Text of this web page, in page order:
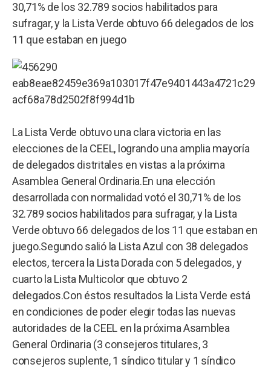
30,71% de los 32.789 socios habilitados para
sufragar, y la Lista Verde obtuvo 66 delegados de los
11 que estaban en juego
La Lista Verde obtuvo una clara victoria en las
elecciones de la CEEL, logrando una amplia mayoría
de delegados distritales en vistas a la próxima
Asamblea General Ordinaria.En una elección
desarrollada con normalidad votó el 30,71% de los
32.789 socios habilitados para sufragar, y la Lista
Verde obtuvo 66 delegados de los 11 que estaban en
juego.Segundo salió la Lista Azul con 38 delegados
electos, tercera la Lista Dorada con 5 delegados, y
cuarto la Lista Multicolor que obtuvo 2
delegados.Con éstos resultados la Lista Verde está
en condiciones de poder elegir todas las nuevas
autoridades de la CEEL en la próxima Asamblea
General Ordinaria (3 consejeros titulares, 3
consejeros suplente, 1 síndico titular y 1 síndico